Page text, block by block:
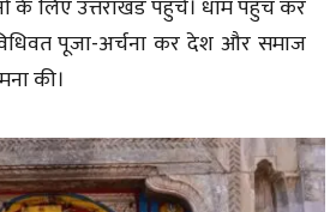
के लिए उत्तराखंड पहुंचे। धाम पहुँच कर
पूजा-अर्चना कर देश और समाज
की।